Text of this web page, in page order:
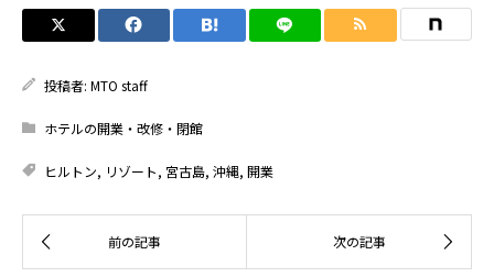
投稿者: MTO staff
ホテルの開業・改修・閉館
ヒルトン, リゾート, 宮古島, 沖縄, 開業